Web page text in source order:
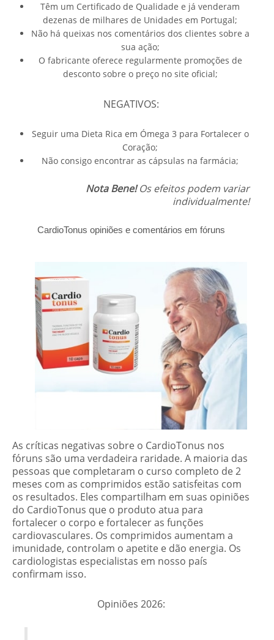
Têm um Certificado de Qualidade e já venderam
dezenas de milhares de Unidades em Portugal;
Não há queixas nos comentários dos clientes sobre a
sua ação;
O fabricante oferece regularmente promoções de
desconto sobre o preço no site oficial;
NEGATIVOS:
Seguir uma Dieta Rica em Ómega 3 para Fortalecer o
Coração;
Não consigo encontrar as cápsulas na farmácia;
Nota Bene!Os efeitos podem variar
individualmente!
CardioTonus opiniões e comentários em fóruns
As críticas negativas sobre o CardioTonus nos
fóruns são uma verdadeira raridade. A maioria das
pessoas que completaram o curso completo de 2
meses com as comprimidos estão satisfeitas com
os resultados. Eles compartilham em suas opiniões
do CardioTonus que o produto atua para
fortalecer o corpo e fortalecer as funções
cardiovasculares. Os comprimidos aumentam a
imunidade, controlam o apetite e dão energia. Os
cardiologistas especialistas em nosso país
confirmam isso.
Opiniões 2026: